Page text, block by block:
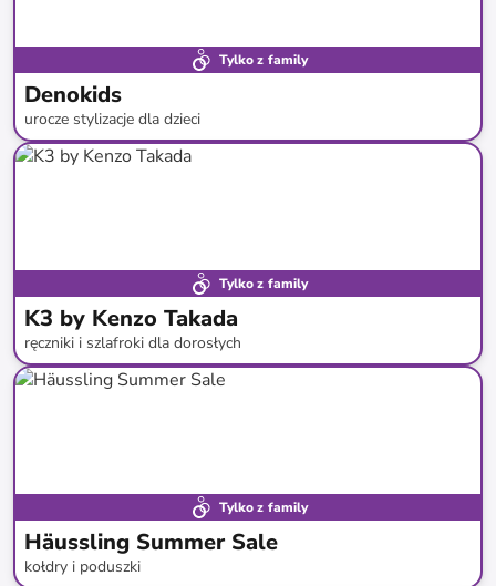
Tylko z family
Denokids
urocze stylizacje dla dzieci
do -80 %*
Tylko z family
K3 by Kenzo Takada
ręczniki i szlafroki dla dorosłych
do-71%*
Tylko z family
Häussling Summer Sale
kołdry i poduszki